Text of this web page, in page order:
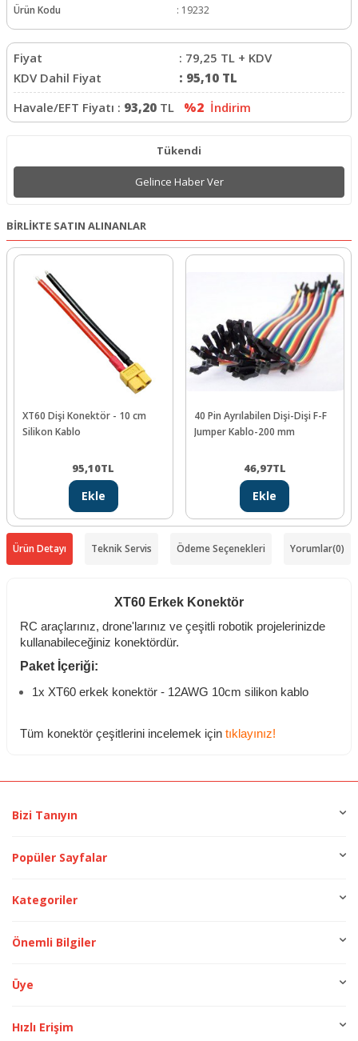
Ürün Kodu
: 19232
Fiyat : 79,25 TL + KDV
KDV Dahil Fiyat
: 95,10 TL
Havale/EFT Fiyatı : 93,20 TL %2 İndirim
Tükendi
Gelince Haber Ver
BİRLİKTE SATIN ALINANLAR
XT60 Dişi Konektör - 10 cm
Silikon Kablo
95,10TL
Ekle
40 Pin Ayrılabilen Dişi-Dişi F-F
Jumper Kablo-200 mm
46,97TL
Ekle
Ürün Detayı Teknik Servis Ödeme Seçenekleri Yorumlar(0)
XT60 Erkek Konektör
RC araçlarınız, drone'larınız ve çeşitli robotik projelerinizde
kullanabileceğiniz konektördür.
Paket İçeriği:
1x XT60 erkek konektör - 12AWG 10cm silikon kablo
Tüm konektör çeşitlerini incelemek için tıklayınız!
Bizi Tanıyın
Popüler Sayfalar
Kategoriler
Önemli Bilgiler
Üye
Hızlı Erişim